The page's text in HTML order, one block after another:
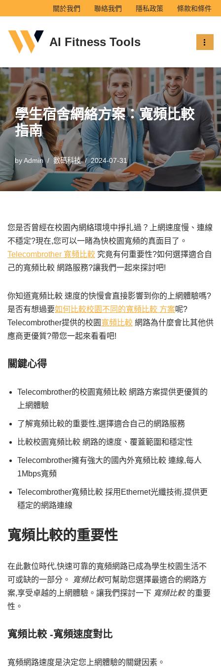
to
content
關於我們 聯絡我們 隱私政策 條款和條件
AI Fitness Tools
學生宿舍網絡方案：寬頻比較
指南
byAdmin 數碼科技 2024-07-31
您是否曾經在校園內網絡環境中掙扎過？上網速度慢、連線
不穩定?現在,您可以一睹為快校園寬頻的真面目了。
Telecombrother 寬頻比較 究竟有何重要性?如何選擇適合自
己的寬頻比較 網路服務?讓我們一起來探討吧!
你知道寬頻比較 速度的快慢會直接影響到你的上網體驗嗎?
是否有想過要如何比較校園不同的寬頻比較 方案呢?
Telecombrother提供的校園 寬頻比較 網路為什麼會比其他供
應商更優質?帶您一起來看看吧!
關鍵心得
Telecombrother的校園寬頻比較 網路方案提供更優質的
上網體驗
了解寬頻比較的重要性,選擇適合自己的網路服務
比較校園寬頻比較 網路的速度、覆蓋範圍和穩定性
Telecombrother擁有強大的國內外寬頻比較 連線,每人
1Mbps寬頻
Telecombrother寬頻比較 採用Ethernet光纖技術,提供更
穩定的網路連線
寬頻比較的重要性
在此數位時代,快速可靠的寬頻網路已成為學生校園生活不
可或缺的一部分。
寬頻比較可幫助您選擇最適合的網路方
案,享受卓越的上網體驗。讓我們探討一下 寬頻比較的重要
性。
寬頻比較 -寬頻速度對比
寬頻網路速度是決定您上網體驗的關鍵因素。